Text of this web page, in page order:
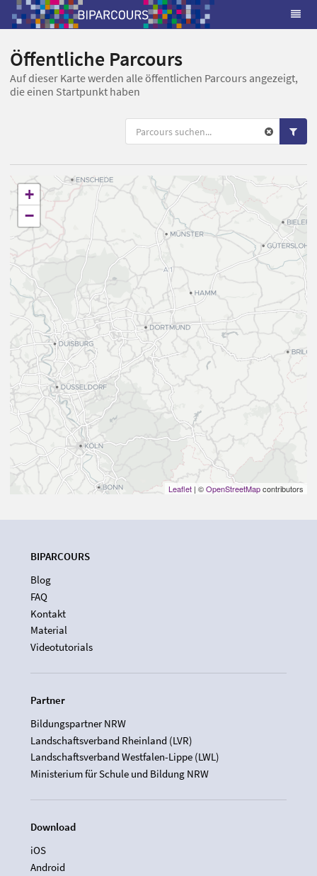
Öffentliche Parcours
Auf dieser Karte werden alle öffentlichen Parcours angezeigt,
die einen Startpunkt haben
+
−
Leaflet | ©OpenStreetMapcontributors
BIPARCOURS
Blog
FAQ
Kontakt
Material
Videotutorials
Partner
Bildungspartner NRW
Landschaftsverband Rheinland (LVR)
Landschaftsverband Westfalen-Lippe (LWL)
Ministerium für Schule und Bildung NRW
Download
iOS
Android